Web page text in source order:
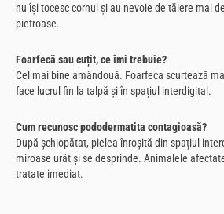
nu își tocesc cornul și au nevoie de tăiere mai
pietroase.
Foarfecă sau cuțit, ce îmi trebuie?
Cel mai bine amândouă. Foarfeca scurtează
face lucrul fin la talpă și în spațiul interdigital.
Cum recunosc pododermatita contagioasă?
După șchiopătat, pielea înroșită din spațiul
miroase urât și se desprinde. Animalele
tratate imediat.